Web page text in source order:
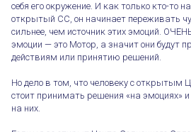
себя его окружение. И как только кто-то
открытый СС, он начинает переживать
сильнее, чем источник этих эмоций.
эмоции — это Мотор, а значит они будут
действиям или принятию решений.
Но дело в том, что человеку с открытым
стоит принимать решения «на эмоциях»
на них.